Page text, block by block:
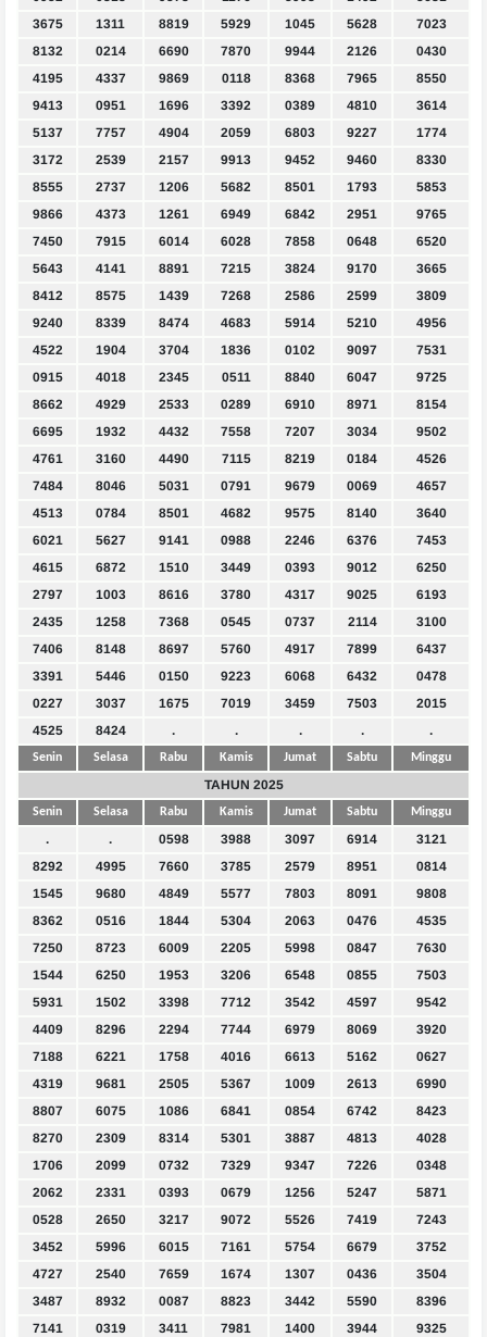
3675
1311 8819 5929 1045 5628
7023
8132
0214 6690 7870 9944 2126
0430
4195
4337 9869 0118 8368 7965
8550
9413
0951 1696 3392 0389 4810
3614
5137
7757 4904 2059 6803 9227
1774
3172
2539 2157 9913 9452 9460
8330
8555
2737 1206 5682 8501 1793
5853
9866
4373 1261 6949 6842 2951
9765
7450
7915 6014 6028 7858 0648
6520
5643
4141 8891 7215 3824 9170
3665
8412
8575 1439 7268 2586 2599
3809
9240
8339 8474 4683 5914 5210
4956
4522
1904 3704 1836 0102 9097
7531
0915
4018 2345 0511 8840 6047
9725
8662
4929 2533 0289 6910 8971
8154
6695
1932 4432 7558 7207 3034
9502
4761
3160 4490 7115 8219 0184
4526
7484
8046 5031 0791 9679 0069
4657
4513
0784 8501 4682 9575 8140
3640
6021
5627 9141 0988 2246 6376
7453
4615
6872 1510 3449 0393 9012
6250
2797
1003 8616 3780 4317 9025
6193
2435
1258 7368 0545 0737 2114
3100
7406
8148 8697 5760 4917 7899
6437
3391
5446 0150 9223 6068 6432
0478
0227
3037 1675 7019 3459 7503
2015
4525
8424 . . . . .
Senin Selasa Rabu Kamis Jumat Sabtu Minggu
TAHUN 2025
Senin Selasa Rabu Kamis Jumat Sabtu Minggu
. . 0598 3988 3097 6914
3121
8292
4995 7660 3785 2579 8951
0814
1545
9680 4849 5577 7803 8091
9808
8362
0516 1844 5304 2063 0476
4535
7250
8723 6009 2205 5998 0847
7630
1544
6250 1953 3206 6548 0855
7503
5931
1502 3398 7712 3542 4597
9542
4409
8296 2294 7744 6979 8069
3920
7188
6221 1758 4016 6613 5162
0627
4319
9681 2505 5367 1009 2613
6990
8807
6075 1086 6841 0854 6742
8423
8270
2309 8314 5301 3887 4813
4028
1706
2099 0732 7329 9347 7226
0348
2062
2331 0393 0679 1256 5247
5871
0528
2650 3217 9072 5526 7419
7243
3452
5996 6015 7161 5754 6679
3752
4727
2540 7659 1674 1307 0436
3504
3487
8932 0087 8823 3442 5590
8396
7141
0319 3411 7981 1400 3944
9325